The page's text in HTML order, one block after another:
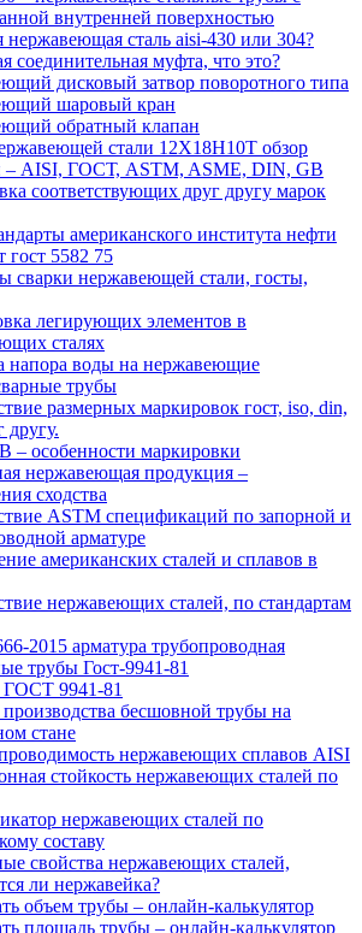
внутренней поверхностью
сталь aisi-430 или 304?
соединительная муфта, что это?
дисковый затвор поворотного типа
шаровый кран
обратный клапан
стали 12Х18Н10Т обзор
– AISI, ГОСТ, ASTM, ASME, DIN, GB
соответствующих друг другу марок
американского института нефти
гост 5582 75
сварки нержавеющей стали, госты,
легирующих элементов в
сталях
напора воды на нержавеющие
трубы
размерных маркировок гост, iso, din,
другу.
– особенности маркировки
нержавеющая продукция –
сходства
ASTM спецификаций по запорной и
арматуре
американских сталей и сплавов в
нержавеющих сталей, по стандартам
2015 арматура трубопроводная
трубы Гост-9941-81
ГОСТ 9941-81
бесшовной трубы на
стане
нержавеющих сплавов AISI
стойкость нержавеющих сталей по
нержавеющих сталей по
составу
свойства нержавеющих сталей,
ли нержавейка?
объем трубы – онлайн-калькулятор
площадь трубы – онлайн-калькулятор